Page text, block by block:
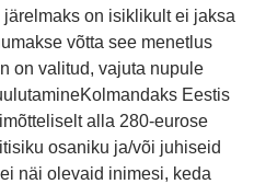
on isiklikult ei jaksa
võtta see menetlus
on valitud, vajuta nupule
Eestis
alla 280-eurose
osaniku ja/või juhiseid
näi olevaid inimesi, keda